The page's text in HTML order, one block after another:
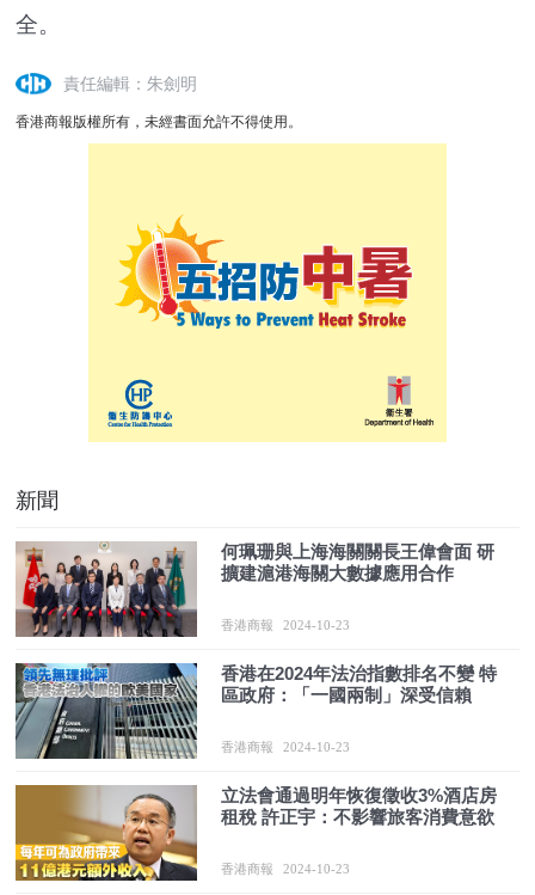
全。
責任編輯：朱劍明
香港商報版權所有，未經書面允許不得使用。
新聞
何珮珊與上海海關關長王偉會面 研
擴建滬港海關大數據應用合作
香港商報 2024-10-23
香港在2024年法治指數排名不變 特
區政府：「一國兩制」深受信賴
香港商報 2024-10-23
立法會通過明年恢復徵收3%酒店房
租稅 許正宇：不影響旅客消費意欲
香港商報 2024-10-23